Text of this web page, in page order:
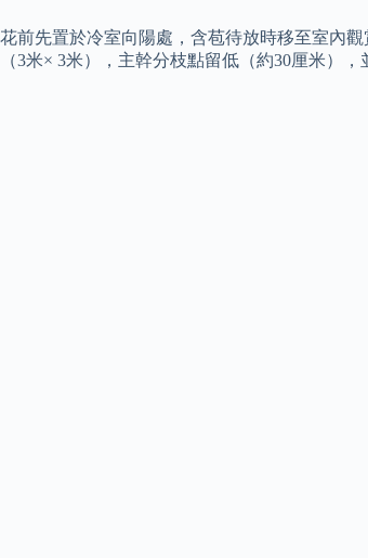
花前先置於冷室向陽處，含苞待放時移至室內
（3米× 3米），主幹分枝點留低（約30厘米）